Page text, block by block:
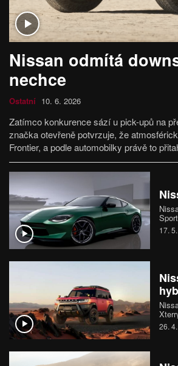
Nissan odmítá
nechce
Ostatní 10. 6. 2026
Zatímco konkurence sází u pick-upů na
značka otevřeně potvrzuje, že
Frontier, a podle automobilky právě to
17.
s
26.